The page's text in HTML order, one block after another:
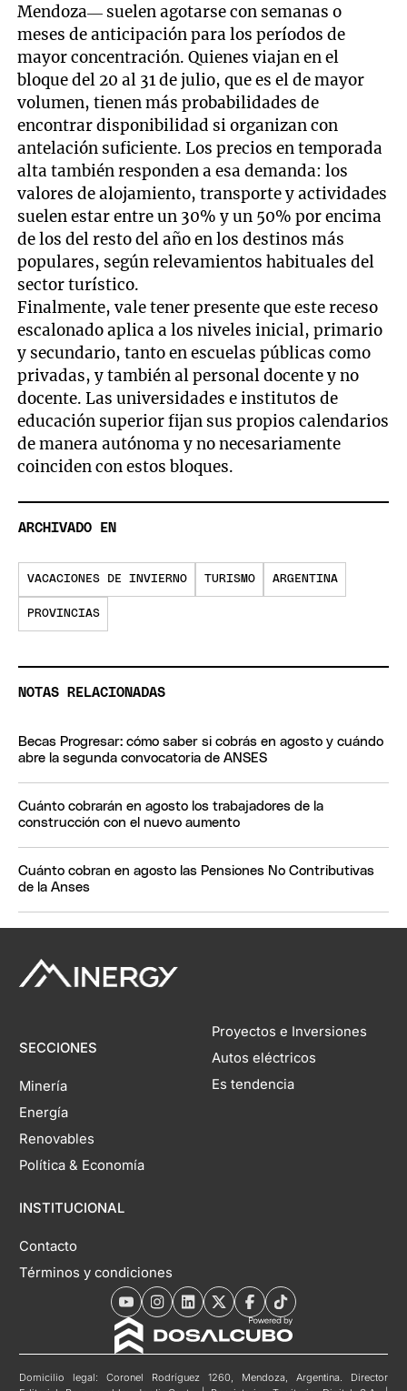
Mendoza— suelen agotarse con semanas o
meses de anticipación para los períodos de
mayor concentración. Quienes viajan en el
bloque del 20 al 31 de julio, que es el de mayor
volumen, tienen más probabilidades de
encontrar disponibilidad si organizan con
antelación suficiente. Los precios en temporada
alta también responden a esa demanda: los
valores de alojamiento, transporte y actividades
suelen estar entre un 30% y un 50% por encima
de los del resto del año en los destinos más
populares, según relevamientos habituales del
sector turístico.
Finalmente, vale tener presente que este receso
escalonado aplica a los niveles inicial, primario
y secundario, tanto en escuelas públicas como
privadas, y también al personal docente y no
docente. Las universidades e institutos de
educación superior fijan sus propios calendarios
de manera autónoma y no necesariamente
coinciden con estos bloques.
ARCHIVADO EN
VACACIONES DE INVIERNO TURISMO ARGENTINA
PROVINCIAS
NOTAS RELACIONADAS
Becas Progresar: cómo saber si cobrás en agosto y cuándo
abre la segunda convocatoria de ANSES
Cuánto cobrarán en agosto los trabajadores de la
construcción con el nuevo aumento
Cuánto cobran en agosto las Pensiones No Contributivas
de la Anses
SECCIONES
Minería
Energía
Renovables
Política & Economía
INSTITUCIONAL
Contacto
Términos y condiciones
Proyectos e Inversiones
Autos eléctricos
Es tendencia
Domicilio legal: Coronel Rodríguez 1260, Mendoza, Argentina. Director